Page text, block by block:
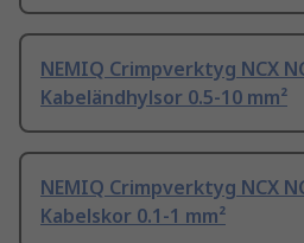
NEMIQ Crimpverktyg NCX
Kabeländhylsor 0.5-10 mm²
NEMIQ Crimpverktyg NCX
Kabelskor 0.1-1 mm²